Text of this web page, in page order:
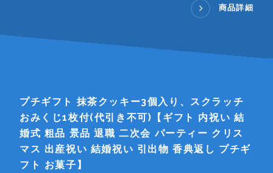
商品詳細
プチギフト 抹茶クッキー3個入り、スクラッチ
おみくじ1枚付(代引き不可)【ギフト 内祝い 結
婚式 粗品 景品 退職 二次会 パーティー クリス
マス 出産祝い 結婚祝い 引出物 香典返し プチギ
フト お菓子】